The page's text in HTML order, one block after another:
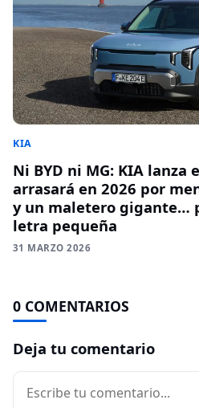
KIA
Ni BYD ni MG: KIA lanza
arrasará en 2026 por
y un maletero gigante…
letra pequeña
31 MARZO 2026
0 COMENTARIOS
Deja tu comentario
Comentario